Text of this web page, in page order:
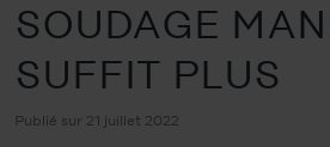
SOUDAGE
SUFFIT PLUS
Publié sur 21 juillet 2022